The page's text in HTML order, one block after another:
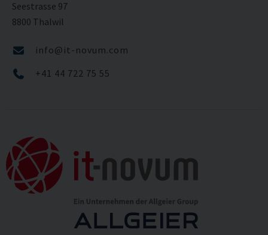
Seestrasse 97
8800 Thalwil
info@it-novum.com
+41 44 722 75 55